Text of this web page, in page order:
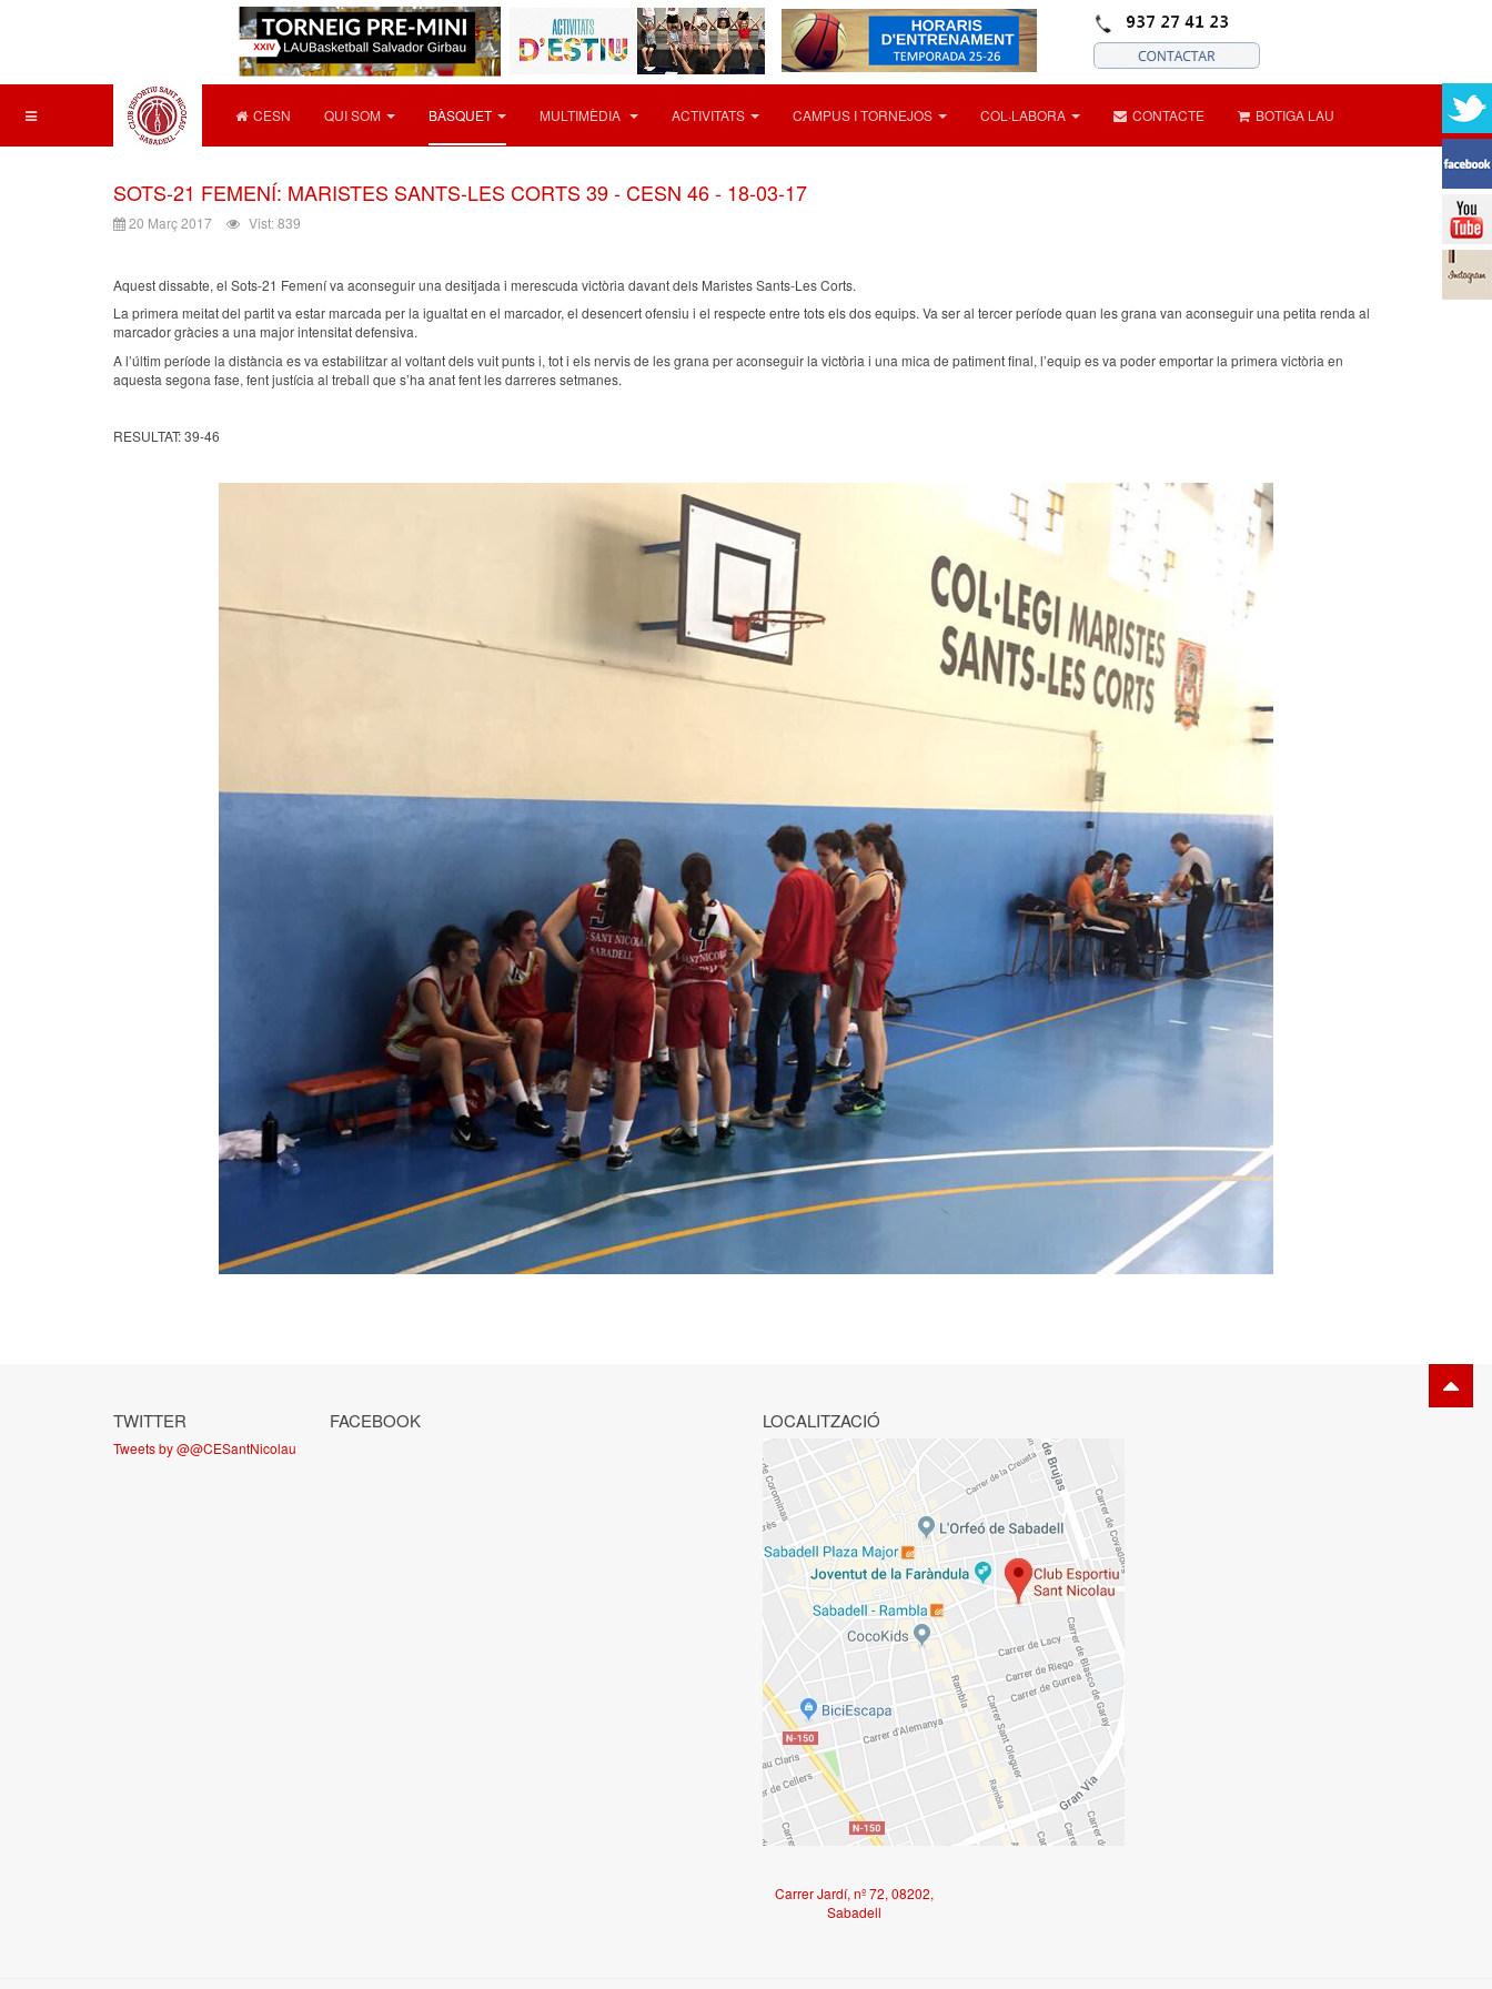
CESN QUI SOM BÀSQUET MULTIMÈDIA ACTIVITATS CAMPUS I TORNEJOS COL·LABORA CONTACTE BOTIGA LAU
SOTS-21 FEMENÍ: MARISTES SANTS-LES CORTS 39 - CESN 46 - 18-03-17
20 Març 2017 Vist: 839
Aquest dissabte, el Sots-21 Femení va aconseguir una desitjada i merescuda victòria davant dels Maristes Sants-Les Corts.
La primera meitat del partit va estar marcada per la igualtat en el marcador, el desencert ofensiu i el respecte entre tots els dos equips. Va ser al tercer període quan les grana van aconseguir una petita renda al
marcador gràcies a una major intensitat defensiva.
A l’últim període la distància es va estabilitzar al voltant dels vuit punts i, tot i els nervis de les grana per aconseguir la victòria i una mica de patiment final, l’equip es va poder emportar la primera victòria en
aquesta segona fase, fent justícia al treball que s’ha anat fent les darreres setmanes.
RESULTAT: 39-46
TWITTER
Tweets by @@CESantNicolau
FACEBOOK LOCALITZACIÓ
Carrer Jardí, nº 72, 08202,
Sabadell